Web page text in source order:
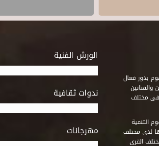
الورش الفنية
ندوات ثقافية
مهرجانات
على مدى خمسة وثلاثون عاماً منذ إنشائه عام 1989 أن يقوم بدور فعال
فى مختلف
التنمية
لدى مختلف
القرى